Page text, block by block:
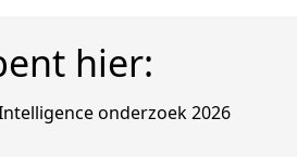
hier:
onderzoek 2026